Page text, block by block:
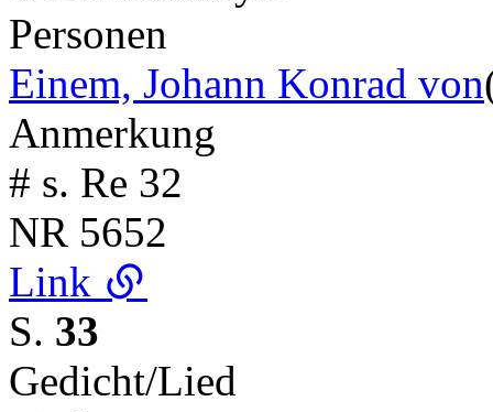
Personen
Einem, Johann Konrad von
Anmerkung
# s. Re 32
NR 5652
Link
S. 33
Gedicht/Lied